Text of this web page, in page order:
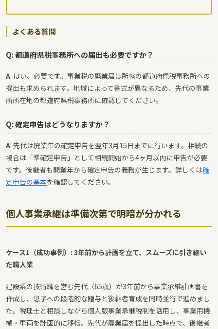
よくある質問
Q: 都道府県税事務所への届出も必要ですか？
A: はい、必要です。事業税の廃業届は所轄の都道府県税事務所への
提出も求められます。地域によって書式が異なるため、先代の事業
所所在地の都道府県税事務所に確認してください。
Q: 確定申告はどうなりますか？
A: 先代は廃業年の確定申告を翌年3月15日までに行います。相続の
場合は「準確定申告」として相続開始から4ヶ月以内に申告が必要
です。後継者も開業年から確定申告の義務が生じます。詳しくは確
定申告の基本を確認してください。
個人事業承継は準備次第で明暗が分かれる
ケース1（成功事例）: 3年前から計画を立て、スムーズに引き継い
だ職人業
建設系の技術職を営む先代（65歳）が3年前から事業承継計画書を
作成し、息子への段階的な贈与と後継者育成を同時並行で進めまし
た。税理士と相談しながら個人版事業承継税制を活用し、事業用機
械・車両を計画的に移転。先代が廃業届を提出した時点で、後継者